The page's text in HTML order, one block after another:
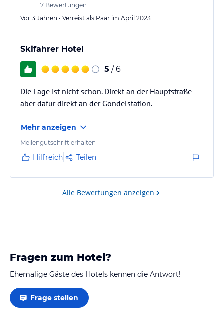
7 Bewertungen
Vor 3 Jahren • Verreist als Paar im April 2023
Skifahrer Hotel
5 / 6
Die Lage ist nicht schön. Direkt an der Hauptstraße
aber dafür direkt an der Gondelstation.
Mehr anzeigen
Meilengutschrift erhalten
Hilfreich Teilen
Alle Bewertungen anzeigen
Fragen zum Hotel?
Ehemalige Gäste des Hotels kennen die Antwort!
Frage stellen